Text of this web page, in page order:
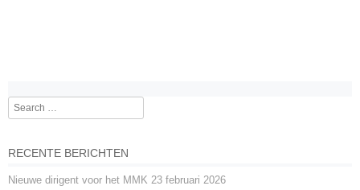
Search
RECENTE BERICHTEN
Nieuwe dirigent voor het MMK 23 februari 2026